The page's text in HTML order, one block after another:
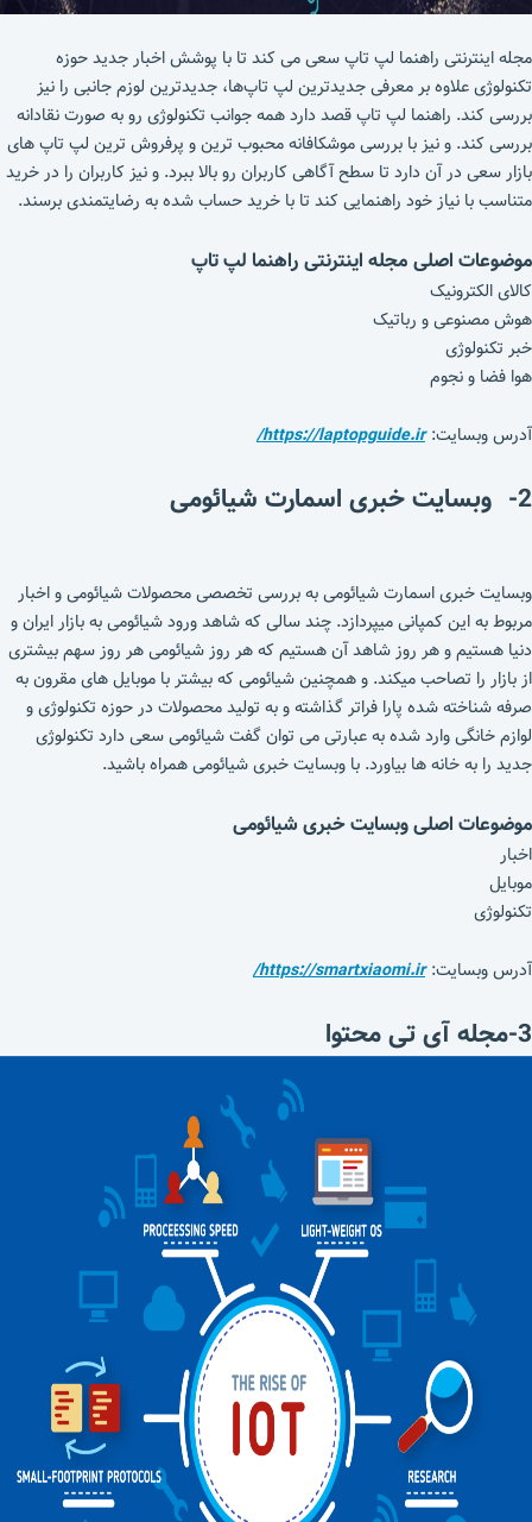
مجله اینترنتی راهنما لپ تاپ سعی می کند تا با پوشش اخبار جدید حوزه
تکنولوژی علاوه بر معرفی جدیدترین لپ تاپ‌ها، جدیدترین لوزم جانبی را نیز
بررسی کند. راهنما لپ تاپ قصد دارد همه جوانب تکنولوژی رو به صورت نقادانه
بررسی کند. و نیز با بررسی موشکافانه محبوب ترین و پرفروش ترین لپ تاپ های
بازار سعی در آن دارد تا سطح آگاهی کاربران رو بالا ببرد. و نیز کاربران را در خرید
متناسب با نیاز خود راهنمایی کند تا با خرید حساب شده به رضایتمندی برسند.
موضوعات اصلی مجله اینترنتی راهنما لپ تاپ
کالای الکترونیک
هوش مصنوعی و رباتیک
خبر تکنولوژی
هوا فضا و نجوم
آدرس وبسایت:https://laptopguide.ir/
2- وبسایت خبری اسمارت شیائومی
وبسایت خبری اسمارت شیائومی به بررسی تخصصی محصولات شیائومی و اخبار
مربوط به این کمپانی میپردازد. چند سالی که شاهد ورود شیائومی به بازار ایران و
دنیا هستیم و هر روز شاهد آن هستیم که هر روز شیائومی هر روز سهم بیشتری
از بازار را تصاحب میکند. و همچنین شیائومی که بیشتر با موبایل های مقرون به
صرفه شناخته شده پارا فراتر گذاشته و به تولید محصولات در حوزه تکنولوژی و
لوازم خانگی وارد شده به عبارتی می توان گفت شیائومی سعی دارد تکنولوژی
جدید را به خانه ها بیاورد. با وبسایت خبری شیائومی همراه باشید.
موضوعات اصلی وبسایت خبری شیائومی
اخبار
موبایل
تکنولوژی
آدرس وبسایت:https://smartxiaomi.ir/
3-مجله آی تی محتوا